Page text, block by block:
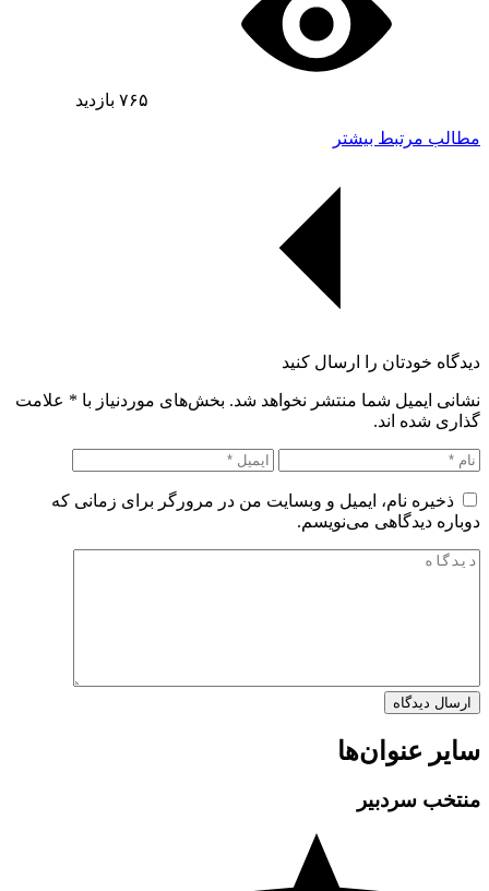
۷۶۵ بازدید
مطالب مرتبط بیشتر
دیدگاه خودتان را ارسال کنید
نشانی ایمیل شما منتشر نخواهد شد. بخش‌های موردنیاز با * علامت
گذاری شده اند.
ذخیره نام، ایمیل و وبسایت من در مرورگر برای زمانی که
دوباره دیدگاهی می‌نویسم.
سایر عنوان‌ها
منتخب سردبیر